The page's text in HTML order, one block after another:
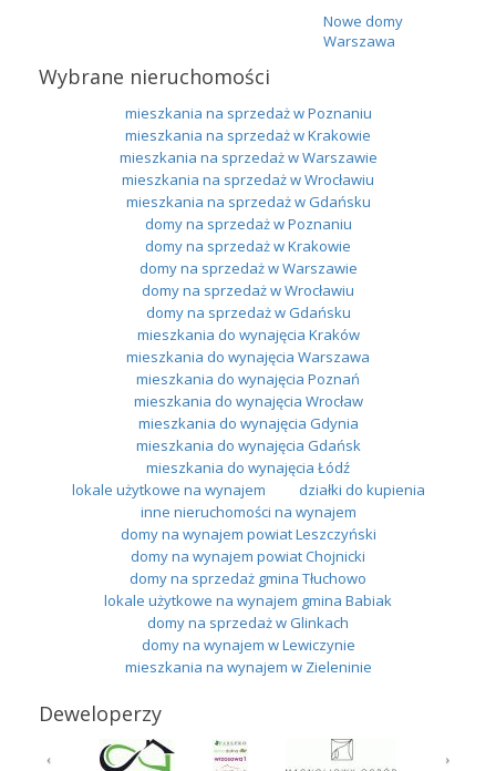
Nowe domy
Warszawa
Wybrane nieruchomości
mieszkania na sprzedaż w Poznaniu
mieszkania na sprzedaż w Krakowie
mieszkania na sprzedaż w Warszawie
mieszkania na sprzedaż w Wrocławiu
mieszkania na sprzedaż w Gdańsku
domy na sprzedaż w Poznaniu
domy na sprzedaż w Krakowie
domy na sprzedaż w Warszawie
domy na sprzedaż w Wrocławiu
domy na sprzedaż w Gdańsku
mieszkania do wynajęcia Kraków
mieszkania do wynajęcia Warszawa
mieszkania do wynajęcia Poznań
mieszkania do wynajęcia Wrocław
mieszkania do wynajęcia Gdynia
mieszkania do wynajęcia Gdańsk
mieszkania do wynajęcia Łódź
lokale użytkowe na wynajem
działki do kupienia
inne nieruchomości na wynajem
domy na wynajem powiat Leszczyński
domy na wynajem powiat Chojnicki
domy na sprzedaż gmina Tłuchowo
lokale użytkowe na wynajem gmina Babiak
domy na sprzedaż w Glinkach
domy na wynajem w Lewiczynie
mieszkania na wynajem w Zieleninie
Deweloperzy